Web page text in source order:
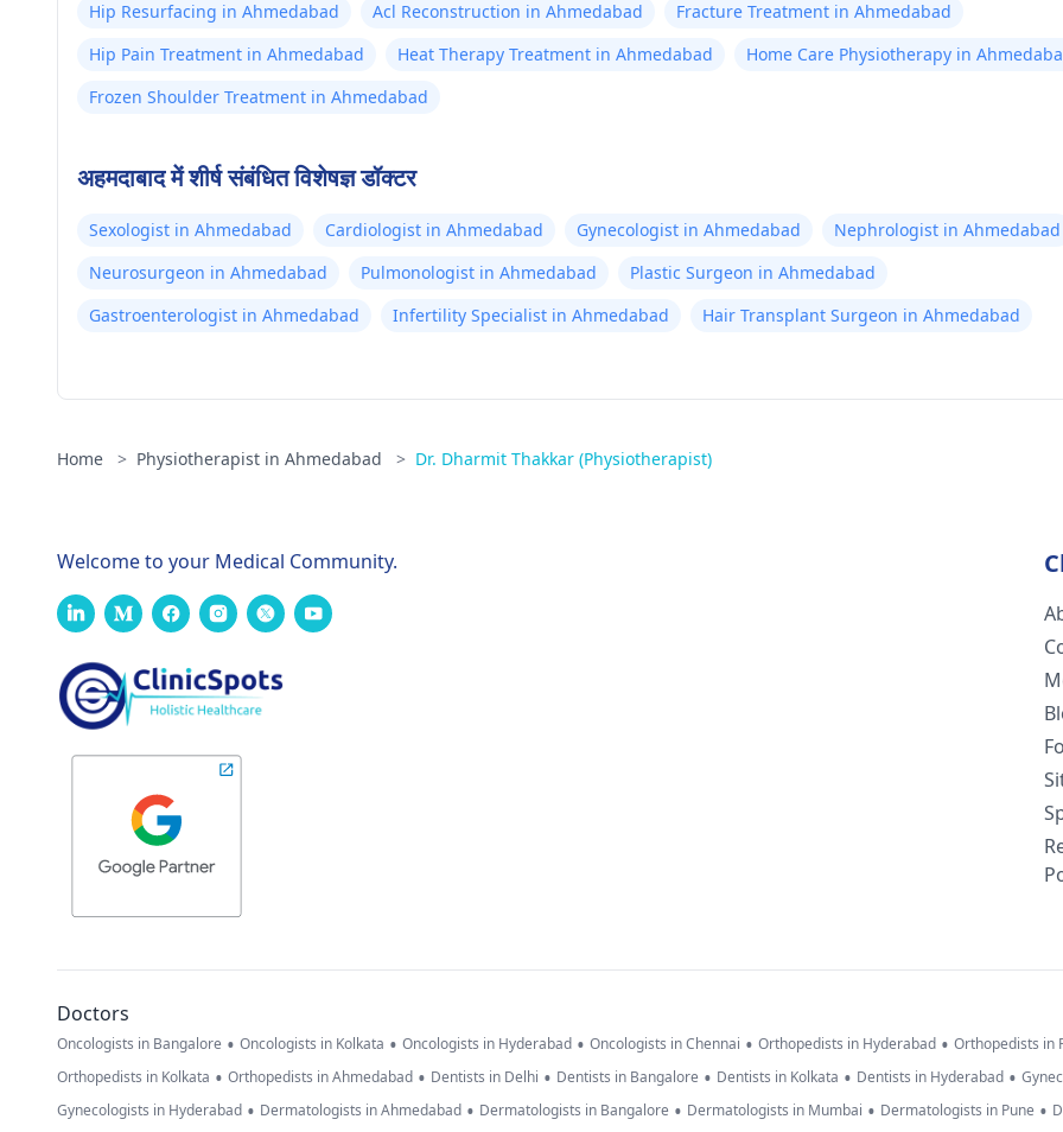
Hip Resurfacing in Ahmedabad
Acl Reconstruction in Ahmedabad
Fracture Treatment in Ahmedabad
Hip Pain Treatment in Ahmedabad
Heat Therapy Treatment in Ahmedabad
Home Care Physiotherapy in
Frozen Shoulder Treatment in Ahmedabad
अहमदाबाद में शीर्ष संबंधित विशेषज्ञ डॉक्टर
Sexologist in Ahmedabad Cardiologist in Ahmedabad Gynecologist in Ahmedabad
Nephrologist in Ahmedabad
Neurosurgeon in Ahmedabad
Pulmonologist in Ahmedabad
Plastic Surgeon in Ahmedabad
Gastroenterologist in Ahmedabad
Infertility Specialist in Ahmedabad Hair Transplant Surgeon in Ahmedabad
Home > Physiotherapist in Ahmedabad > Dr. Dharmit Thakkar (Physiotherapist)
Welcome to your Medical Community.
Doctors
Oncologists in Bangalore • Oncologists in Kolkata • Oncologists in Hyderabad • Oncologists in Chennai • Orthopedists in Hyderabad • Orthopedists in
Orthopedists in Kolkata • Orthopedists in Ahmedabad • Dentists in Delhi • Dentists in Bangalore • Dentists in Kolkata • Dentists in Hyderabad •
Gynecologists in Hyderabad • Dermatologists in Ahmedabad • Dermatologists in Bangalore • Dermatologists in Mumbai • Dermatologists in Pune •